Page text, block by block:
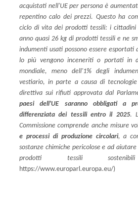
acquistati nell'UE per persona è
repentino calo dei prezzi. Questo ha
ciclo di vita dei prodotti tessili: i cittadini
anno quasi 26 kg di prodotti tessili e ne
indumenti usati possono essere
lo più vengono inceneriti o portati in
mondiale, meno dell'1% degli
vestiario, in parte a causa di
direttiva sui rifiuti approvata dal
paesi dell'UE saranno obbligati a
differenziata dei tessili entro il 2025.
Commissione comprende anche misure
e processi di produzione circolari, a
sostanze chimiche pericolose e ad
prodotti tessili
https://www.europarl.europa.eu/)